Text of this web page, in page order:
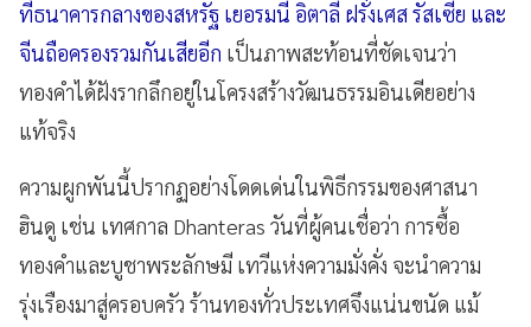
ที่ธนาคารกลางของสหรัฐ เยอรมนี อิตาลี ฝรั่งเศส รัสเซีย และ
จีนถือครองรวมกันเสียอีก เป็นภาพสะท้อนที่ชัดเจนว่า
ทองคำได้ฝังรากลึกอยู่ในโครงสร้างวัฒนธรรมอินเดียอย่าง
แท้จริง
ความผูกพันนี้ปรากฏอย่างโดดเด่นในพิธีกรรมของศาสนา
ฮินดู เช่น เทศกาล Dhanteras วันที่ผู้คนเชื่อว่า การซื้อ
ทองคำและบูชาพระลักษมี เทวีแห่งความมั่งคั่ง จะนำความ
รุ่งเรืองมาสู่ครอบครัว ร้านทองทั่วประเทศจึงแน่นขนัด แม้